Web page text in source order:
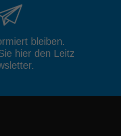
bleiben.
hier den Leitz